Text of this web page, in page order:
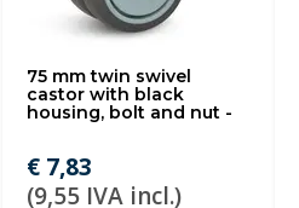
75 mm twin swivel
castor with black
housing, bolt and nut -
€ 7,83
(9,55 IVA incl.)